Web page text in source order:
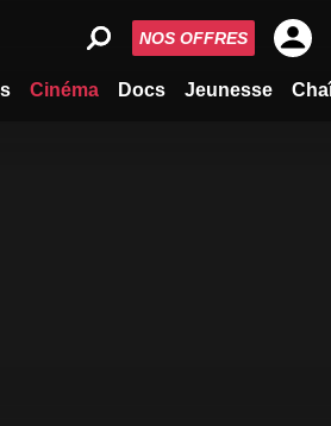
Cinéma Docs Jeunesse
NOS OFFRES